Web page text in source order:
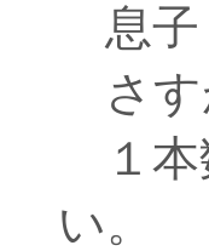
息子
さす
１本
い。